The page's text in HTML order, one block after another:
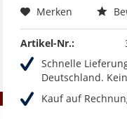
Merken
Artikel-Nr.:
Schnelle
Deutschland.
Kauf auf